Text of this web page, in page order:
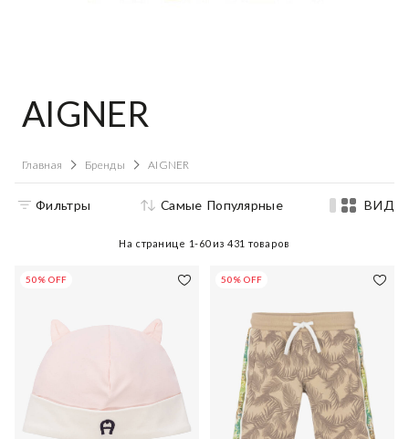
AIGNER
Главная Бренды AIGNER
Фильтры Самые Популярные ВИД
На странице 1-60из431 товаров
50% OFF 50% OFF